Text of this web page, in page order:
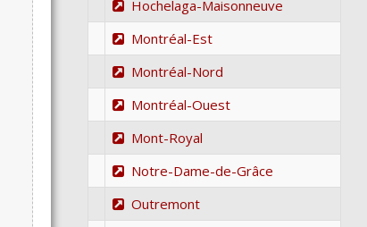
Hochelaga-Maisonneuve
Montréal-Est
Montréal-Nord
Montréal-Ouest
Mont-Royal
Notre-Dame-de-Grâce
Outremont